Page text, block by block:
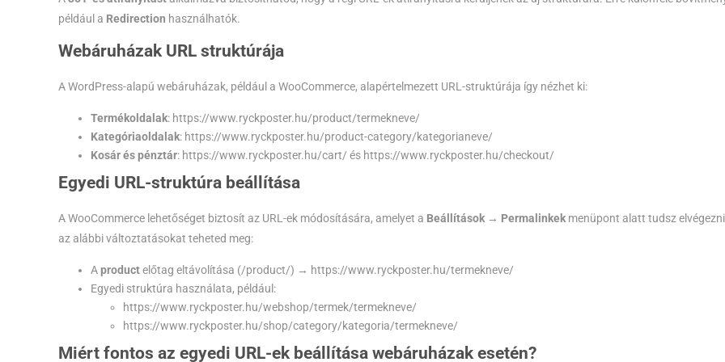
például a Redirection használhatók.
Webáruházak URL struktúrája
A WordPress-alapú webáruházak, például a WooCommerce, alapértelmezett URL-struktúrája így nézhet ki:
Termékoldalak: https://www.ryckposter.hu/product/termekneve/
Kategóriaoldalak: https://www.ryckposter.hu/product-category/kategorianeve/
Kosár és pénztár: https://www.ryckposter.hu/cart/ és https://www.ryckposter.hu/checkout/
Egyedi URL-struktúra beállítása
A WooCommerce lehetőséget biztosít az URL-ek módosítására, amelyet a Beállítások → Permalinkek menüpont alatt tudsz
az alábbi változtatásokat teheted meg:
Aproductelőtag eltávolítása (/product/) → https://www.ryckposter.hu/termekneve/
Egyedi struktúra használata, például:
https://www.ryckposter.hu/webshop/termek/termekneve/
https://www.ryckposter.hu/shop/category/kategoria/termekneve/
Miért fontos az egyedi URL-ek beállítása webáruházak esetén?